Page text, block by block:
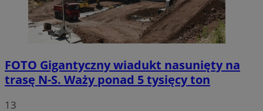
FOTO Gigantyczny wiadukt nasunięty na
trasę N-S. Waży ponad 5 tysięcy ton
13